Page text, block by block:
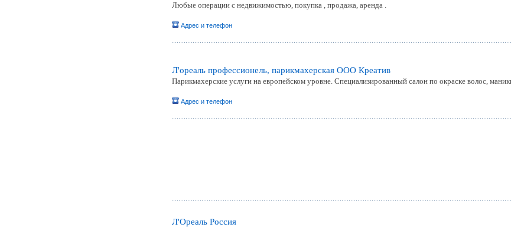
Любые операции с недвижимостью, покупка , продажа, аренда .
Адрес и телефон
Л'ореаль профессионель, парикмахерская ООО Креатив
Парикмахерские услуги на европейском уровне. Специализированный салон по окраске волос,
Адрес и телефон
Л'Ореаль Россия